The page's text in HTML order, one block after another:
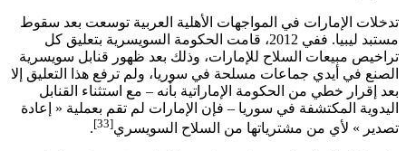
تدخلات الإمارات في المواجهات الأهلية العربية توسعت بعد سقوط
مستبد ليبيا. ففي 2012، قامت الحكومة السويسرية بتعليق كل
تراخيص مبيعات السلاح للإمارات، وذلك بعد ظهور قنابل سويسرية
الصنع في أيدي جماعات مسلحة في سوريا، ولم ترفع هذا التعليق إلا
بعد إقرار خطي من الحكومة الإماراتية بأنه – مع استثناء القنابل
اليدوية المكتشفة في سوريا – فإن الإمارات لم تقم بعملية « إعادة
تصدير » لأي من مشترياتها من السلاح السويسري[33]
.